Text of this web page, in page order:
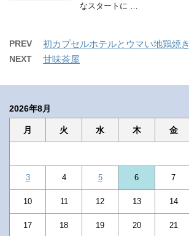
なスタートに …
PREV 初カプセルホテルとウマい地鶏焼き
NEXT 甘味茶屋
2026年8月
月 火 水 木 金
3 4 5 6 7
10 11 12 13 14
17 18 19 20 21